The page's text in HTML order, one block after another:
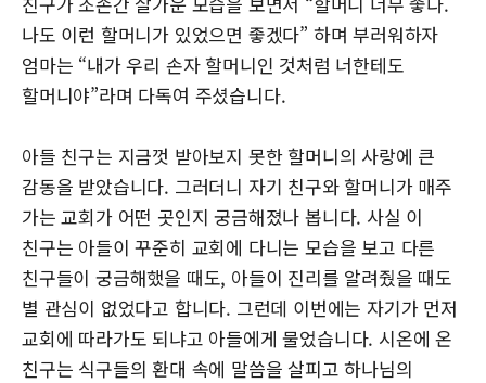
나도 이런 할머니가 있었으면 좋겠다” 하며 부러워하자
엄마는 “내가 우리 손자 할머니인 것처럼 너한테도
할머니야”라며 다독여 주셨습니다.
아들 친구는 지금껏 받아보지 못한 할머니의 사랑에 큰
감동을 받았습니다. 그러더니 자기 친구와 할머니가 매주
가는 교회가 어떤 곳인지 궁금해졌나 봅니다. 사실 이
친구는 아들이 꾸준히 교회에 다니는 모습을 보고 다른
친구들이 궁금해했을 때도, 아들이 진리를 알려줬을 때도
별 관심이 없었다고 합니다. 그런데 이번에는 자기가 먼저
교회에 따라가도 되냐고 아들에게 물었습니다. 시온에 온
친구는 식구들의 환대 속에 말씀을 살피고 하나님의